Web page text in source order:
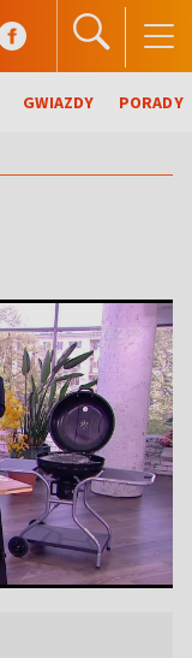
GWIAZDY PORADY